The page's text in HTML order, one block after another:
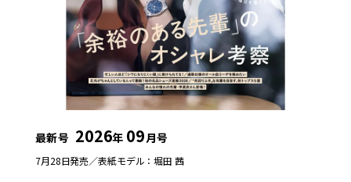
最新号 2026年 09月号
7月28日発売／表紙モデル：堀田 茜